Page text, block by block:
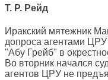
Т. Р. Рейд
Иракский мятежник
допроса агентами
"Абу Грейб" в
Во вторник начался
агентов ЦРУ не